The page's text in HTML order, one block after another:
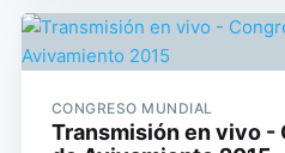
CONGRESO MUNDIAL
Transmisión en vivo -